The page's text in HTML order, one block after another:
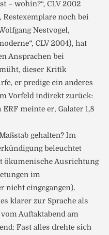
– wohin?“, CLV 2002
Restexemplare noch bei
Nestvogel,
CLV 2004), hat
Ansprachen bei
dieser Kritik
er predige ein anderes
Vorfeld indirekt zurück:
meinte er, Galater 1,8
gehalten? Im
beleuchtet
ökumenische Ausrichtung
im
nicht eingegangen).
klarer zur Sprache als
Auftaktabend am
Fast alles drehte sich